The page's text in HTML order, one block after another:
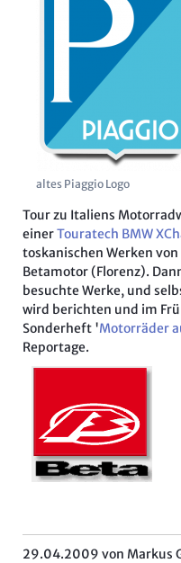
altes Piaggio Logo
Tour zu Italiens
einerTouratech BMW
toskanischen Werken
Betamotor (Florenz).
besuchte Werke, und
wird berichten und im
Sonderheft 'Motorräder
Reportage.
29.04.2009 von Markus